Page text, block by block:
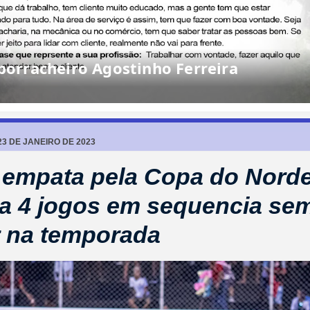
borracheiro Agostinho Ferreira
DE JANEIRO DE 2023
pela Copa do
4 jogos em sequencia
temporada